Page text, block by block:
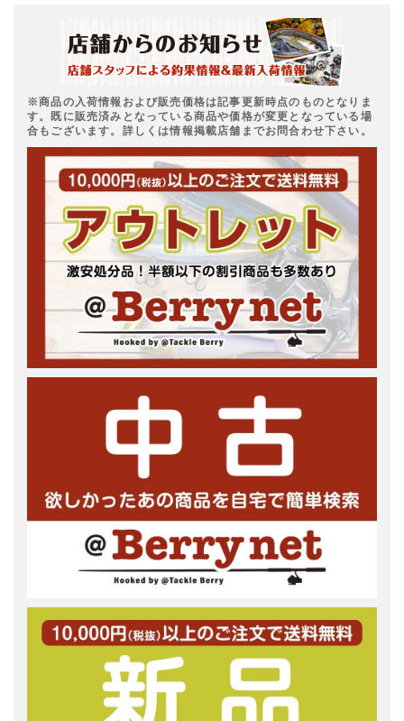
※商品の入荷情報および販売価格は記事更新時点のものとなりま
す。既に販売済みとなっている商品や価格が変更となっている場
合もございます。詳しくは情報掲載店舗までお問合わせ下さい。